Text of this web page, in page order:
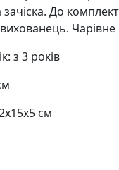
До
Чарівне
з 3 років
см